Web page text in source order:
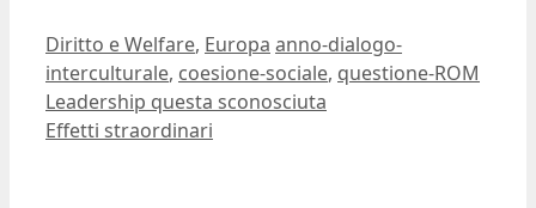
Categorie
Diritto e Welfare, Europa Tag
anno-dialogo-
interculturale, coesione-sociale, questione-ROM
Leadership questa sconosciuta
Effetti straordinari